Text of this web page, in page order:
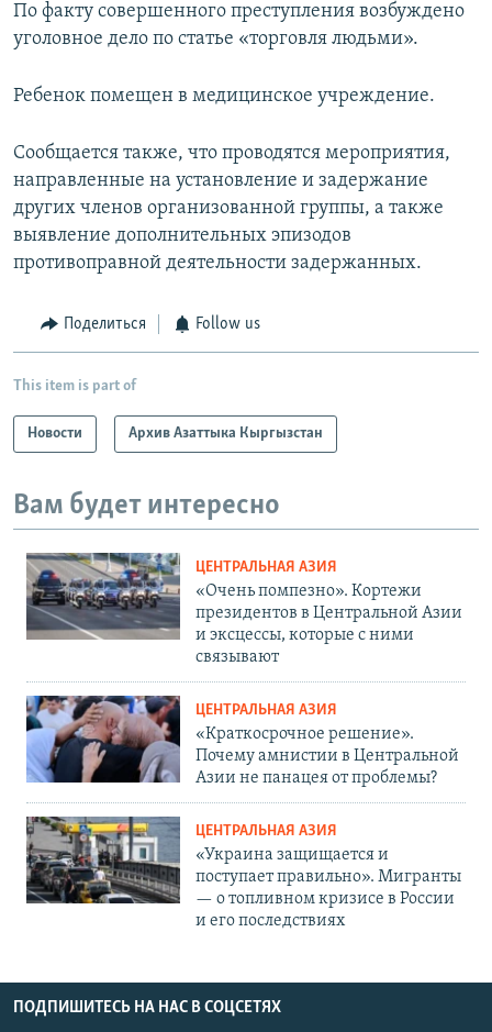
По факту совершенного преступления возбуждено
уголовное дело по статье «торговля людьми».
Ребенок помещен в медицинское учреждение.
Сообщается также, что проводятся мероприятия,
направленные на установление и задержание
других членов организованной группы, а также
выявление дополнительных эпизодов
противоправной деятельности задержанных.
Поделиться Follow us
This item is part of
Новости Архив Азаттыка Кыргызстан
Вам будет интересно
ЦЕНТРАЛЬНАЯ АЗИЯ
«Очень помпезно». Кортежи
президентов в Центральной Азии
и эксцессы, которые с ними
связывают
ЦЕНТРАЛЬНАЯ АЗИЯ
«Краткосрочное решение».
Почему амнистии в Центральной
Азии не панацея от проблемы?
ЦЕНТРАЛЬНАЯ АЗИЯ
«Украина защищается и
поступает правильно». Мигранты
— о топливном кризисе в России
и его последствиях
ПОДПИШИТЕСЬ НА НАС В СОЦСЕТЯХ